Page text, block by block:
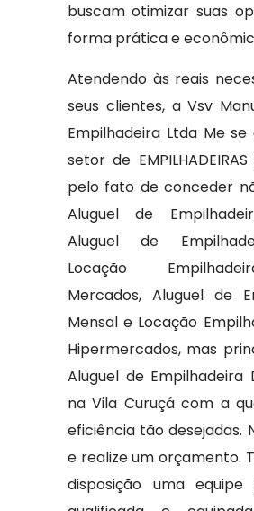
buscam otimizar suas
forma prática e
Atendendo às reais
seus clientes, a Vsv
Empilhadeira Ltda Me
setor de
pelo fato de conceder
Aluguel de
Aluguel de
Locação
Mercados, Aluguel de
Mensal e Locação
Hipermercados, mas
Aluguel de Empilhadeira
na Vila Curuçá com a
eficiência tão desejadas.
e realize um orçamento.
disposição uma equipe